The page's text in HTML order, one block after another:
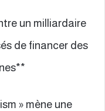
un milliardaire
de financer des
» mène une